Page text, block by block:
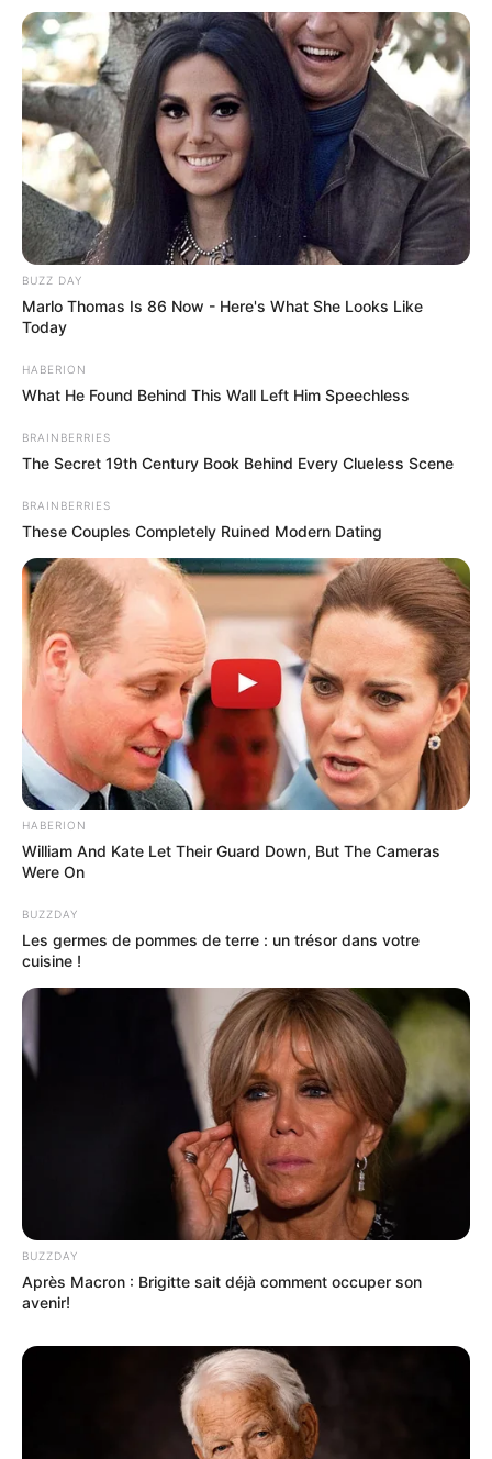
BUZZ DAY
Marlo Thomas Is 86 Now - Here's What She Looks Like
Today
HABERION
What He Found Behind This Wall Left Him Speechless
BRAINBERRIES
The Secret 19th Century Book Behind Every Clueless Scene
BRAINBERRIES
These Couples Completely Ruined Modern Dating
HABERION
William And Kate Let Their Guard Down, But The Cameras
Were On
BUZZDAY
Les germes de pommes de terre : un trésor dans votre
cuisine !
BUZZDAY
Après Macron : Brigitte sait déjà comment occuper son
avenir!